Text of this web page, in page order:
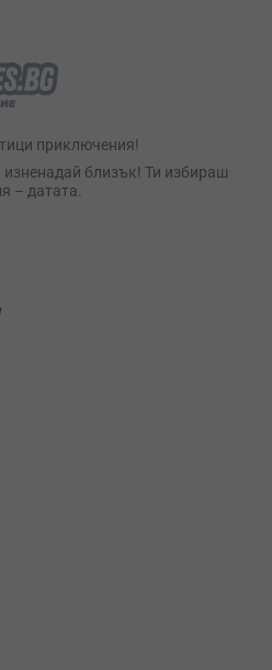
приключения!
изненадай близък! Ти избираш
– датата.